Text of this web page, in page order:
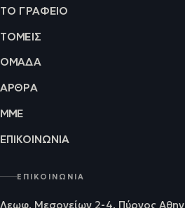
ΤΟ ΓΡΑΦΕΊΟ
ΤΟΜΕΊΣ
ΟΜΆΔΑ
ΆΡΘΡΑ
ΜΜΕ
ΕΠΙΚΟΙΝΩΝΊΑ
ΕΠΙΚΟΙΝΩΝΊΑ